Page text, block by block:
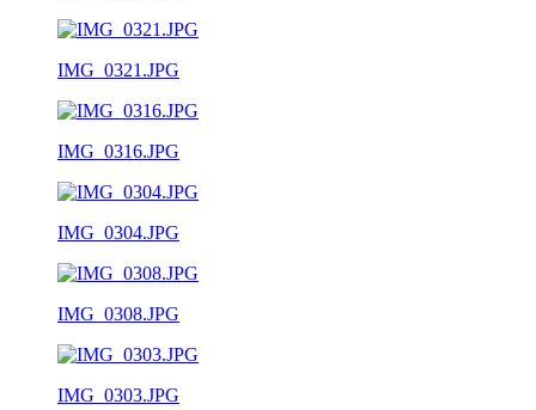
IMG_0321.JPG
IMG_0316.JPG
IMG_0304.JPG
IMG_0308.JPG
IMG_0303.JPG